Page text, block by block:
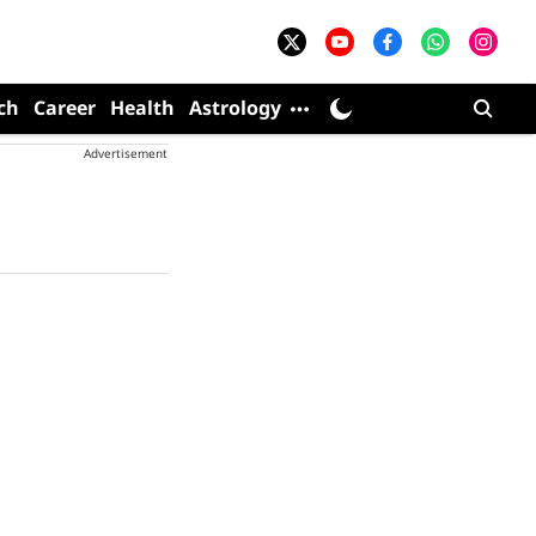
Career Health Astrology
Advertisement